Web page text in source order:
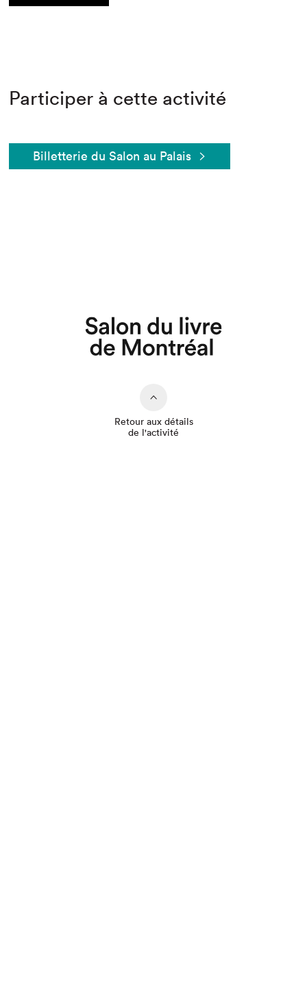
Participer à cette activité
Billetterie du Salon au Palais
Retour aux détails
de l'activité